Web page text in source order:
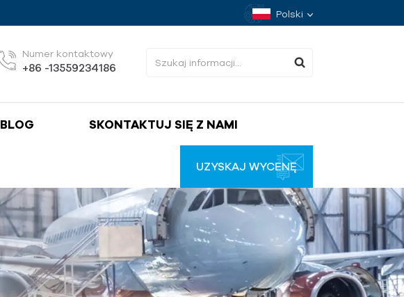
Polski
Numer kontaktowy
+86 -13559234186
BLOG SKONTAKTUJ SIĘ Z NAMI
UZYSKAJ WYCENĘ